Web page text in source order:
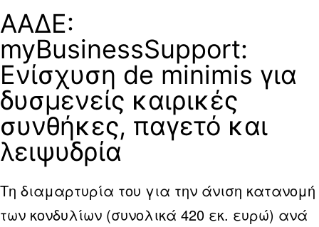
ΑΑΔΕ:
myBusinessSupport:
Ενίσχυση de minimis για
δυσμενείς καιρικές
συνθήκες, παγετό και
λειψυδρία
Τη διαμαρτυρία του για την άνιση κατανομή
των κονδυλίων (συνολικά 420 εκ. ευρώ) ανά